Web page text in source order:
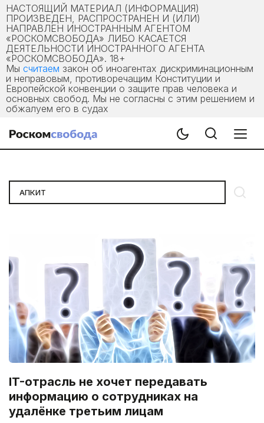
НАСТОЯЩИЙ МАТЕРИАЛ (ИНФОРМАЦИЯ)
ПРОИЗВЕДЕН, РАСПРОСТРАНЕН И (ИЛИ)
НАПРАВЛЕН ИНОСТРАННЫМ АГЕНТОМ
«РОСКОМСВОБОДА» ЛИБО КАСАЕТСЯ
ДЕЯТЕЛЬНОСТИ ИНОСТРАННОГО АГЕНТА
«РОСКОМСВОБОДА». 18+
Мы считаем закон об иноагентах дискриминационным
и неправовым, противоречащим Конституции и
Европейской конвенции о защите прав человека и
основных свобод. Мы не согласны с этим решением и
обжалуем его в судах
IT-отрасль не хочет передавать
информацию о сотрудниках на
удалёнке третьим лицам